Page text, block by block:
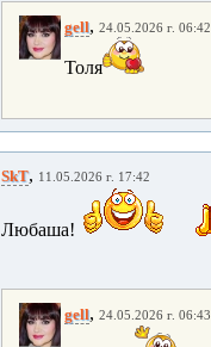
gell, 24.05.2026 г. 06:42
Толя
SkT, 11.05.2026 г. 17:42
Любаша!
gell, 24.05.2026 г. 06:43